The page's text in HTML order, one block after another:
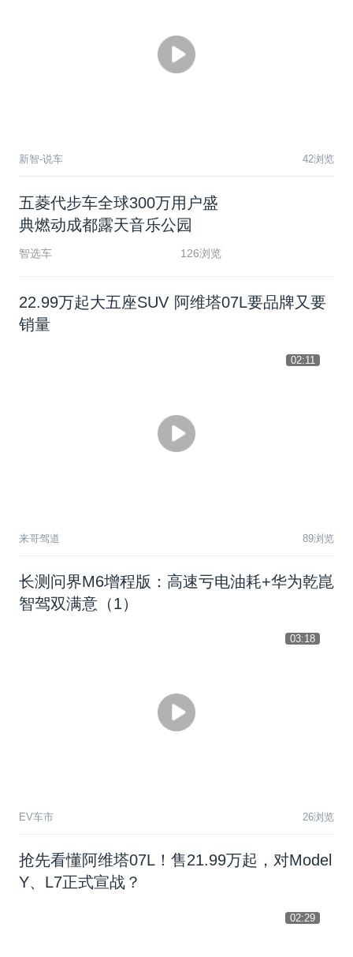
新智-说车 42浏览
五菱代步车全球300万用 户盛
典燃动成都露天音乐公园
智选车 126浏览
22.99万起大五座SUV 阿维塔07L要品牌又要
销量
02:11
来哥驾道 89浏览
长测问界M6增程版：高速亏电油耗+华为乾崑
智驾双满意（1）
03:18
EV车市 26浏览
抢先看懂阿维塔07L！售21.99万起，对Model
Y、L7正式宣战？
02:29